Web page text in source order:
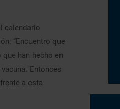
calendario
“Encuentro que
han hecho en
Entonces
a esta